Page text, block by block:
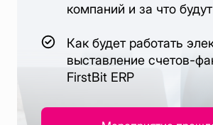
компаний и за что
Как будет работать
выставление счетов-
FirstBit ERP